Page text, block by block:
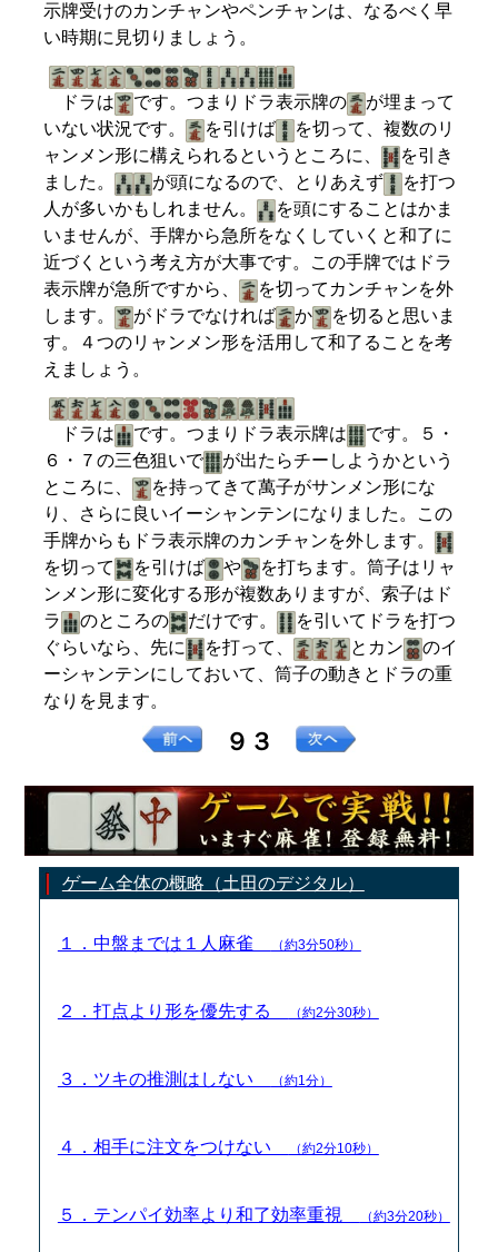
示牌受けのカンチャンやペンチャンは、なるべく早
い時期に見切りましょう。
ドラは です。つまりドラ表示牌の
が埋まって
いない状況です。
を引けば
を切って、複数のリ
ャンメン形に構えられるというところに、
を引き
ました。
が頭になるので、とりあえず
を打つ
人が多いかもしれません。
を頭にすることはかま
いませんが、手牌から急所をなくしていくと和了に
近づくという考え方が大事です。この手牌ではドラ
表示牌が急所ですから、
を切ってカンチャンを外
します。
がドラでなければ か
を切ると思いま
す。４つのリャンメン形を活用して和了ることを考
えましょう。
ドラは です。つまりドラ表示牌は
です。５・
６・７の三色狙いで
が出たらチーしようかという
ところに、
を持ってきて萬子がサンメン形にな
り、さらに良いイーシャンテンになりました。この
手牌からもドラ表示牌のカンチャンを外します。
を切って
を引けば や
を打ちます。筒子はリャ
ンメン形に変化する形が複数ありますが、索子はド
ラ
のところの だけです。
を引いてドラを打つ
ぐらいなら、先に
を打って、 とカン
のイ
ーシャンテンにしておいて、筒子の動きとドラの重
なりを見ます。
９３
ゲーム全体の概略（土田のデジタル）
１．中盤までは１人麻雀 （約3分50秒）
２．打点より形を優先する （約2分30秒）
３．ツキの推測はしない （約1分）
４．相手に注文をつけない （約2分10秒）
５．テンパイ効率より和了効率重視 （約3分20秒）